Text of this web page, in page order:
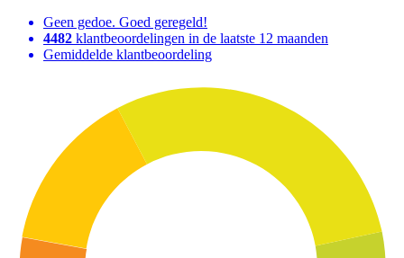
Geen gedoe. Goed geregeld!
4482 klantbeoordelingen in de laatste 12 maanden
Gemiddelde klantbeoordeling